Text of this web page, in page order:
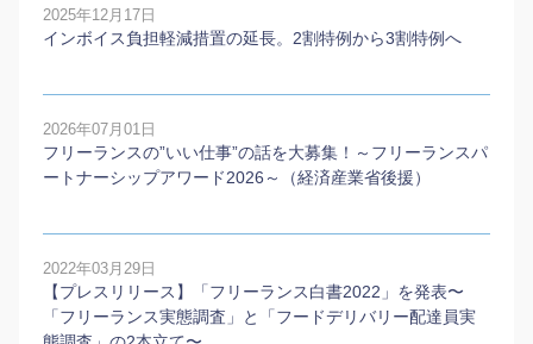
2025年12月17日
インボイス負担軽減措置の延長。2割特例から3割特例へ
2026年07月01日
フリーランスの”いい仕事”の話を大募集！～フリーランスパ
ートナーシップアワード2026～（経済産業省後援）
2022年03月29日
【プレスリリース】「フリーランス白書2022」を発表〜
「フリーランス実態調査」と「フードデリバリー配達員実